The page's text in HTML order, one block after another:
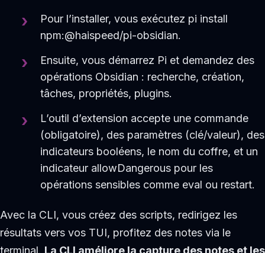
Pour l’installer, vous exécutez pi install
npm:@haispeed/pi-obsidian.
Ensuite, vous démarrez Pi et demandez des
opérations Obsidian : recherche, création,
tâches, propriétés, plugins.
L’outil d’extension accepte une commande
(obligatoire), des paramètres (clé/valeur), des
indicateurs booléens, le nom du coffre, et un
indicateur allowDangerous pour les
opérations sensibles comme eval ou restart.
Avec la CLI, vous créez des scripts, redirigez les
résultats vers vos TUI, profitez des notes via le
terminal. La CLI améliore la capture des notes et les